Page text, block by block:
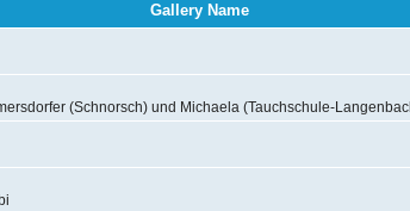
Gallery Name
(Schnorsch) und Michaela (Tauchschule-